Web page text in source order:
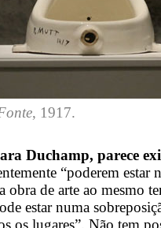
, 1917.
Duchamp, parece
“poderem
obra de arte ao mesmo
estar numa
os lugares”. Não tem